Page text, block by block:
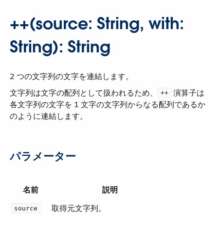
++(source: String, with:
String): String
2 つの文字列の文字を連結します。
文字列は文字の配列として扱われるため、​
++
​ 演算子は
各文字列の文字を 1 文字の文字列からなる配列であるか
のように連結します。
パラメーター
名前 説明
source 取得元文字列。